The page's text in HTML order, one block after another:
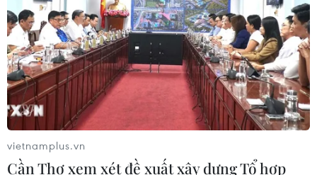
vietnamplus.vn
Cần Thơ xem xét đề xuất xây dựng Tổ hợp